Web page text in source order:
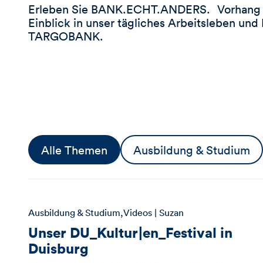
r
S
t
i
Erleben Sie BANK.ECHT.ANDERS.
Einblick in unser tägliches Arbeitsleben
TARGOBANK.
Alle Themen Ausbildung & Studium
Ausbildung & Studium Videos | Suzan
Unser DU_Kultur|en_Festival in
Duisburg